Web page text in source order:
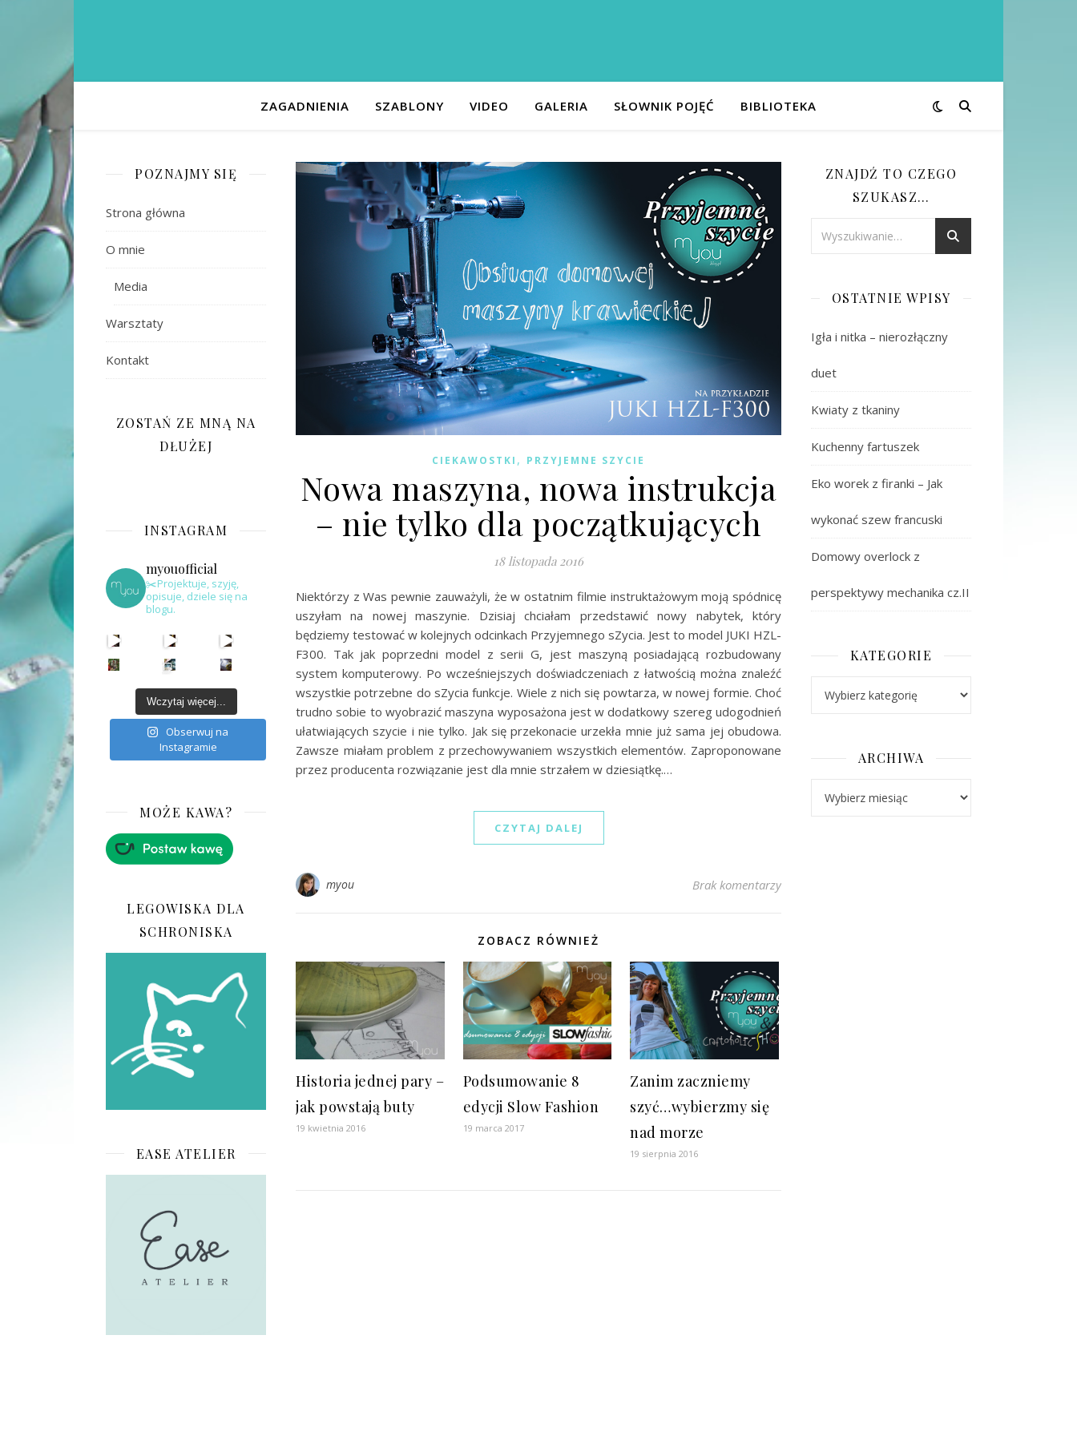
ZAGADNIENIA SZABLONY VIDEO GALERIA SŁOWNIK POJĘĆ BIBLIOTEKA
POZNAJMY SIĘ
Strona główna
O mnie
Media
Warsztaty
Kontakt
ZOSTAŃ ZE MNĄ NA
DŁUŻEJ
INSTAGRAM
myouofficial
✂️Projektuje, szyję,
opisuje, dziele się na
blogu.
Wczytaj więcej...
Obserwuj na
Instagramie
MOŻE KAWA?
LEGOWISKA DLA
SCHRONISKA
EASE ATELIER
CIEKAWOSTKI , PRZYJEMNE SZYCIE
Nowa maszyna, nowa instrukcja
– nie tylko dla początkujących
18 listopada 2016
Niektórzy z Was pewnie zauważyli, że w ostatnim filmie instruktażowym moją spódnicę
uszyłam na nowej maszynie. Dzisiaj chciałam przedstawić nowy nabytek, który
będziemy testować w kolejnych odcinkach Przyjemnego sZycia. Jest to model JUKI HZL-
F300. Tak jak poprzedni model z serii G, jest maszyną posiadającą rozbudowany
system komputerowy. Po wcześniejszych doświadczeniach z łatwością można znaleźć
wszystkie potrzebne do sZycia funkcje. Wiele z nich się powtarza, w nowej formie. Choć
trudno sobie to wyobrazić maszyna wyposażona jest w dodatkowy szereg udogodnień
ułatwiających szycie i nie tylko. Jak się przekonacie urzekła mnie już sama jej obudowa.
Zawsze miałam problem z przechowywaniem wszystkich elementów. Zaproponowane
przez producenta rozwiązanie jest dla mnie strzałem w dziesiątkę.…
CZYTAJ DALEJ
myou Brak komentarzy
ZOBACZ RÓWNIEŻ
Historia jednej pary –
jak powstają buty
19 kwietnia 2016
Podsumowanie 8
edycji Slow Fashion
19 marca 2017
Zanim zaczniemy
szyć…wybierzmy się
nad morze
19 sierpnia 2016
ZNAJDŹ TO CZEGO
SZUKASZ…
OSTATNIE WPISY
Igła i nitka – nierozłączny
duet
Kwiaty z tkaniny
Kuchenny fartuszek
Eko worek z firanki – Jak
wykonać szew francuski
Domowy overlock z
perspektywy mechanika cz.II
KATEGORIE
ARCHIWA